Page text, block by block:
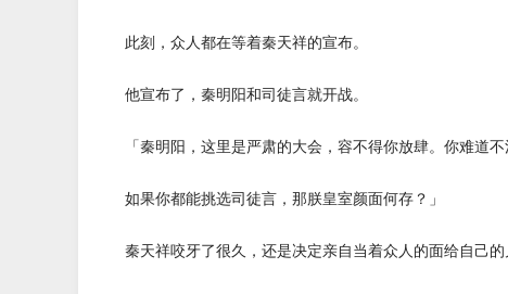
此刻，众人都在等着秦天祥的宣布。
他宣布了，秦明阳和司徒言就开战。
「秦明阳，这里是严肃的大会，容不得你放肆。你难道不
如果你都能挑选司徒言，那朕皇室颜面何存？」
秦天祥咬牙了很久，还是决定亲自当着众人的面给自己的